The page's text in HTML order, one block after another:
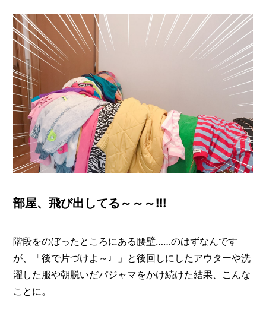
部屋、飛び出してる～～～!!!
階段をのぼったところにある腰壁……のはずなんです
が、「後で片づけよ～♩」と後回しにしたアウターや洗
濯した服や朝脱いだパジャマをかけ続けた結果、こんな
ことに。